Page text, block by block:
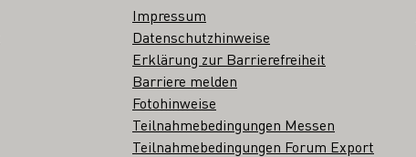
Impressum
Datenschutzhinweise
Erklärung zur Barrierefreiheit
Barriere melden
Fotohinweise
Teilnahmebedingungen Messen
Teilnahmebedingungen Forum Export